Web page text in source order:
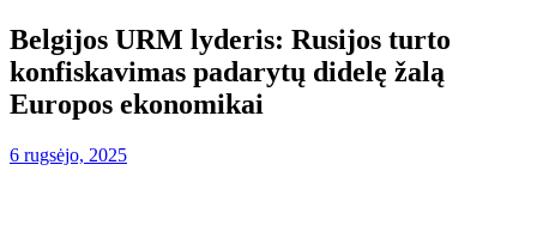
Belgijos URM lyderis: Rusijos turto
konfiskavimas padarytų didelę žalą
Europos ekonomikai
6 rugsėjo, 2025